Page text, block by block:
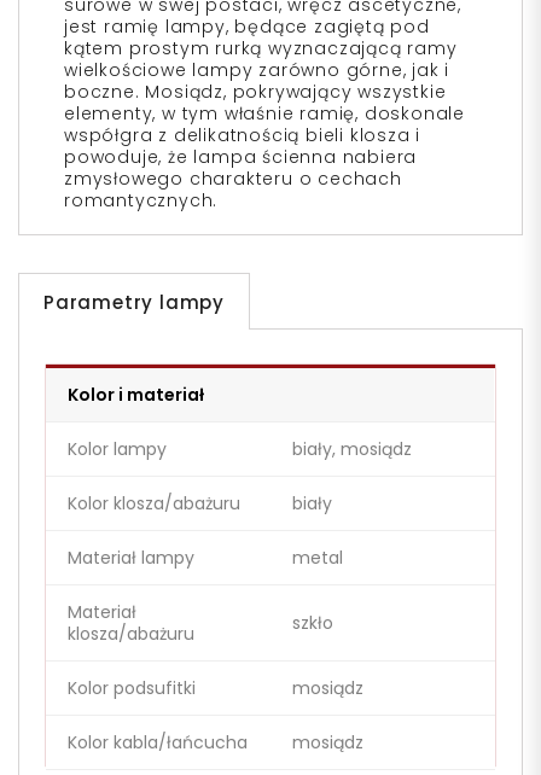
surowe w swej postaci, wręcz ascetyczne,
jest ramię lampy, będące zagiętą pod
kątem prostym rurką wyznaczającą ramy
wielkościowe lampy zarówno górne, jak i
boczne. Mosiądz, pokrywający wszystkie
elementy, w tym właśnie ramię, doskonale
współgra z delikatnością bieli klosza i
powoduje, że lampa ścienna nabiera
zmysłowego charakteru o cechach
romantycznych.
Parametry lampy
Kolor i materiał
Kolor lampy biały, mosiądz
Kolor klosza/abażuru biały
Materiał lampy metal
Materiał
klosza/abażuru
szkło
Kolor podsufitki mosiądz
Kolor kabla/łańcucha mosiądz